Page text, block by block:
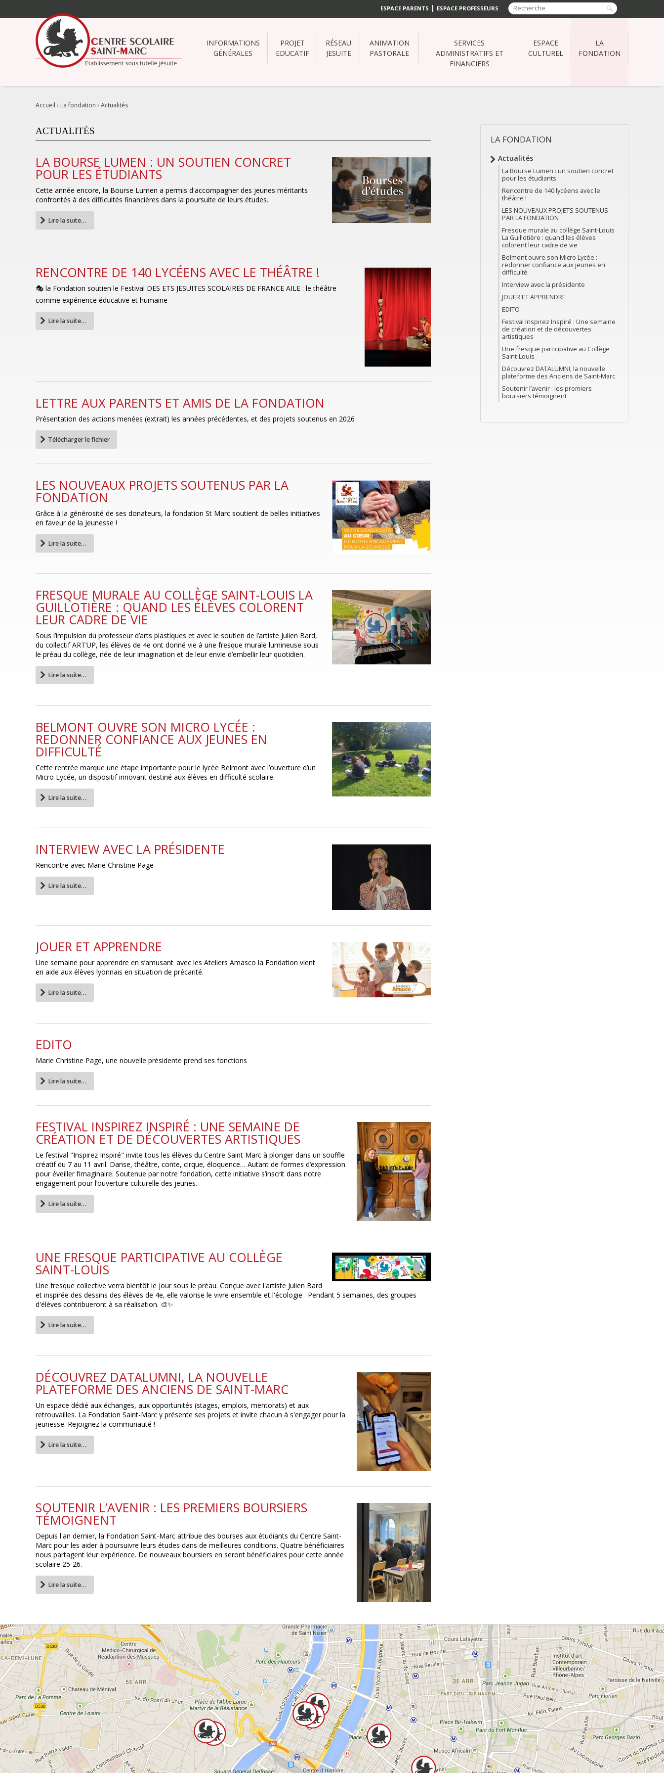
ESPACE PARENTS | ESPACE PROFESSEURS
Aller
au
contenu.
|
Aller
navigation
INFORMATIONS
GÉNÉRALES
PROJET
EDUCATIF
RÉSEAU
JESUITE
ANIMATION
PASTORALE
SERVICES
ADMINISTRATIFS ET
FINANCIERS
ESPACE
CULTUREL
LA
FONDATION
Accueil › La fondation › Actualités
NAVIGATION
LA FONDATION
Actualités
La Bourse Lumen : un soutien concret
pour les étudiants
Rencontre de 140 lycéens avec le
théâtre !
LES NOUVEAUX PROJETS SOUTENUS
PAR LA FONDATION
Fresque murale au collège Saint-Louis
La Guillotière : quand les élèves
colorent leur cadre de vie
Belmont ouvre son Micro Lycée :
redonner confiance aux jeunes en
difficulté
Interview avec la présidente
JOUER ET APPRENDRE
EDITO
Festival Inspirez Inspiré : Une semaine
de création et de découvertes
artistiques
Une fresque participative au Collège
Saint-Louis
Découvrez DATALUMNI, la nouvelle
plateforme des Anciens de Saint-Marc
Soutenir l’avenir : les premiers
boursiers témoignent
ACTUALITÉS
LA BOURSE LUMEN : UN SOUTIEN CONCRET
POUR LES ÉTUDIANTS
Cette année encore, la Bourse Lumen a permis d'accompagner des jeunes méritants
confrontés à des difficultés financières dans la poursuite de leurs études.
Lire la suite…
RENCONTRE DE 140 LYCÉENS AVEC LE THÉÂTRE !
🎭 la Fondation soutien le Festival DES ETS JESUITES SCOLAIRES DE FRANCE AILE : le théâtre
comme expérience éducative et humaine
Lire la suite…
LETTRE AUX PARENTS ET AMIS DE LA FONDATION
Présentation des actions menées (extrait) les années précédentes, et des projets soutenus en 2026
Télécharger le fichier
LES NOUVEAUX PROJETS SOUTENUS PAR LA
FONDATION
Grâce à la générosité de ses donateurs, la fondation St Marc soutient de belles initiatives
en faveur de la Jeunesse !
Lire la suite…
FRESQUE MURALE AU COLLÈGE SAINT-LOUIS LA
GUILLOTIÈRE : QUAND LES ÉLÈVES COLORENT
LEUR CADRE DE VIE
Sous l’impulsion du professeur d’arts plastiques et avec le soutien de l’artiste Julien Bard,
du collectif ART’UP, les élèves de 4e ont donné vie à une fresque murale lumineuse sous
le préau du collège, née de leur imagination et de leur envie d’embellir leur quotidien.
Lire la suite…
BELMONT OUVRE SON MICRO LYCÉE :
REDONNER CONFIANCE AUX JEUNES EN
DIFFICULTÉ
Cette rentrée marque une étape importante pour le lycée Belmont avec l’ouverture d’un
Micro Lycée, un dispositif innovant destiné aux élèves en difficulté scolaire.
Lire la suite…
INTERVIEW AVEC LA PRÉSIDENTE
Rencontre avec Marie Christine Page
Lire la suite…
JOUER ET APPRENDRE
Une semaine pour apprendre en s’amusant avec les Ateliers Amasco la Fondation vient
en aide aux élèves lyonnais en situation de précarité.
Lire la suite…
EDITO
Marie Christine Page, une nouvelle présidente prend ses fonctions
Lire la suite…
FESTIVAL INSPIREZ INSPIRÉ : UNE SEMAINE DE
CRÉATION ET DE DÉCOUVERTES ARTISTIQUES
Le festival "Inspirez Inspiré" invite tous les élèves du Centre Saint Marc à plonger dans un souffle
créatif du 7 au 11 avril. Danse, théâtre, conte, cirque, éloquence… Autant de formes d’expression
pour éveiller l’imaginaire. Soutenue par notre fondation, cette initiative s’inscrit dans notre
engagement pour l’ouverture culturelle des jeunes.
Lire la suite…
UNE FRESQUE PARTICIPATIVE AU COLLÈGE
SAINT-LOUIS
Une fresque collective verra bientôt le jour sous le préau. Conçue avec l'artiste Julien Bard
et inspirée des dessins des élèves de 4e, elle valorise le vivre ensemble et l'écologie . Pendant 5 semaines, des groupes
d'élèves contribueront à sa réalisation. 🎨✨
Lire la suite…
DÉCOUVREZ DATALUMNI, LA NOUVELLE
PLATEFORME DES ANCIENS DE SAINT-MARC
Un espace dédié aux échanges, aux opportunités (stages, emplois, mentorats) et aux
retrouvailles. La Fondation Saint-Marc y présente ses projets et invite chacun à s'engager pour la
jeunesse. Rejoignez la communauté !
Lire la suite…
SOUTENIR L’AVENIR : LES PREMIERS BOURSIERS
TÉMOIGNENT
Depuis l'an dernier, la Fondation Saint-Marc attribue des bourses aux étudiants du Centre Saint-
Marc pour les aider à poursuivre leurs études dans de meilleures conditions. Quatre bénéficiaires
nous partagent leur expérience. De nouveaux boursiers en seront bénéficiaires pour cette année
scolaire 25-26.
Lire la suite…